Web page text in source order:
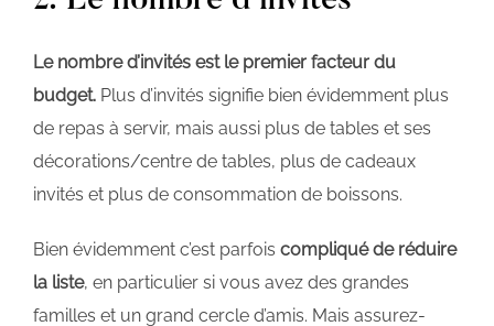
Le nombre d’invités est le premier facteur du
budget. Plus d’invités signifie bien évidemment plus
de repas à servir, mais aussi plus de tables et ses
décorations/centre de tables, plus de cadeaux
invités et plus de consommation de boissons.
Bien évidemment c’est parfois compliqué de réduire
la liste, en particulier si vous avez des grandes
familles et un grand cercle d’amis. Mais assurez-